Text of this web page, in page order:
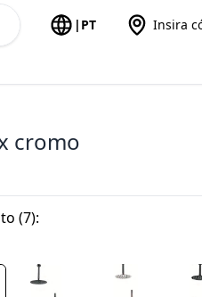
| PT Insira
cromo
(7):